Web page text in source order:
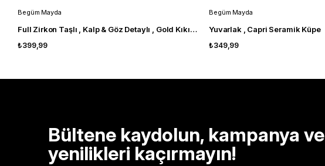
Begüm Mayda
Full Zirkon Taşlı , Kalp & Göz Detaylı , Gold Kıkırdak Küpe
₺399,99
Begüm Mayda
Yuvarlak , Capri Seramik Küpe
₺349,99
Bültene kaydolun, kampanya ve
yenilikleri kaçırmayın!